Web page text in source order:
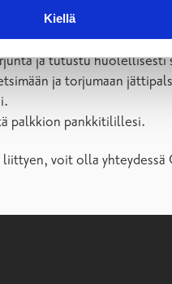
Kiellä
ja luo itsellesi
ja tutustu huolellisesti
ja torjumaan
palkkion pankkitilillesi.
voit olla yhteydessä